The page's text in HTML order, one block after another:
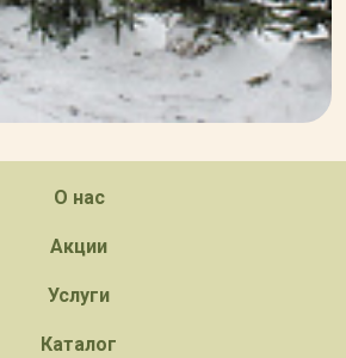
О нас
Акции
Услуги
Каталог